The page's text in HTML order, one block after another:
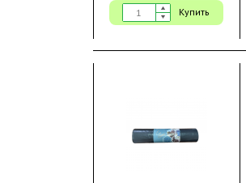
Купить